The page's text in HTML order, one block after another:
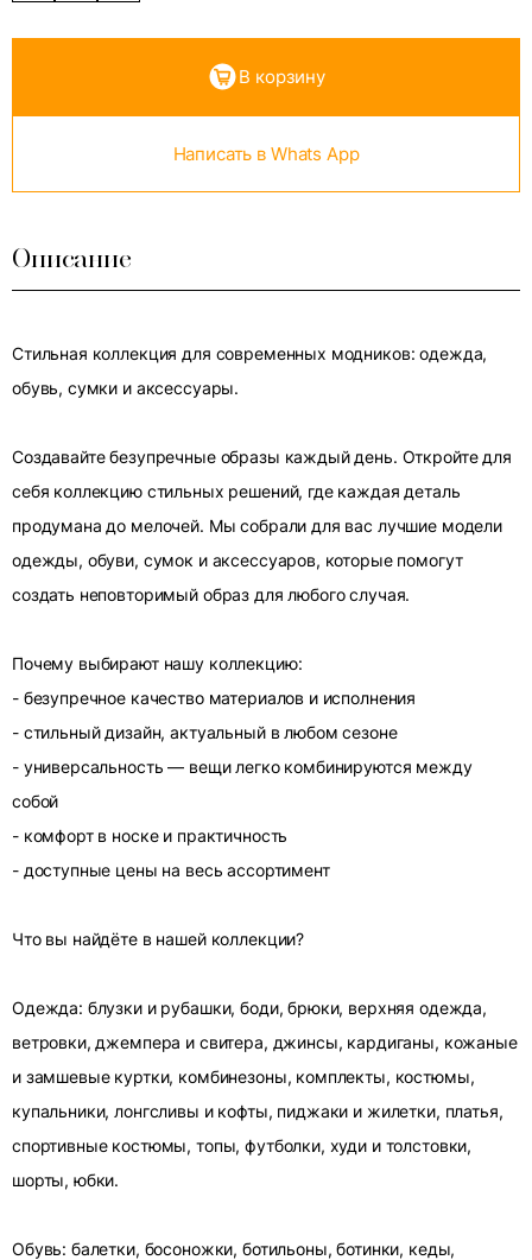
В корзину
Написать в Whats App
Описание
Стильная коллекция для современных модников: одежда,
обувь, сумки и аксессуары.
Создавайте безупречные образы каждый день. Откройте для
себя коллекцию стильных решений, где каждая деталь
продумана до мелочей. Мы собрали для вас лучшие модели
одежды, обуви, сумок и аксессуаров, которые помогут
создать неповторимый образ для любого случая.
Почему выбирают нашу коллекцию:
- безупречное качество материалов и исполнения
- стильный дизайн, актуальный в любом сезоне
- универсальность — вещи легко комбинируются между
собой
- комфорт в носке и практичность
- доступные цены на весь ассортимент
Что вы найдёте в нашей коллекции?
Одежда: блузки и рубашки, боди, брюки, верхняя одежда,
ветровки, джемпера и свитера, джинсы, кардиганы, кожаные
и замшевые куртки, комбинезоны, комплекты, костюмы,
купальники, лонгсливы и кофты, пиджаки и жилетки, платья,
спортивные костюмы, топы, футболки, худи и толстовки,
шорты, юбки.
Обувь: балетки, босоножки, ботильоны, ботинки, кеды,